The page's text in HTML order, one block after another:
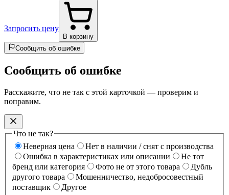
Запросить цену
В корзину
Сообщить об ошибке
Сообщить об ошибке
Расскажите, что не так с этой карточкой — проверим и
поправим.
Что не так?
Неверная цена
Нет в наличии / снят с производства
Ошибка в характеристиках или описании
Не тот
бренд или категория
Фото не от этого товара
Дубль
другого товара
Мошенничество, недобросовестный
поставщик
Другое